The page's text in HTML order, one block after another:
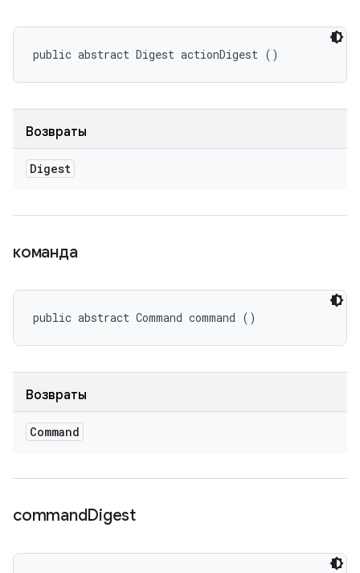
public abstract Digest actionDigest ()
Возвраты
Digest
команда
public abstract Command command ()
Возвраты
Command
commandDigest